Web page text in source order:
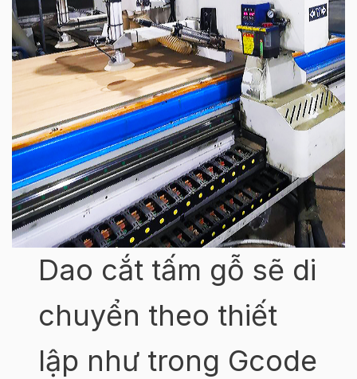
Dao cắt tấm gỗ sẽ di
chuyển theo thiết
lập như trong Gcode